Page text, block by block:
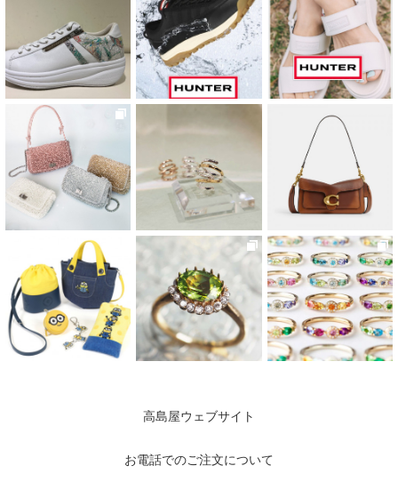
高島屋ウェブサイト
お電話でのご注文について